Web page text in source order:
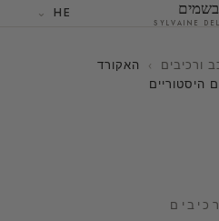
HE
ורכיבים ›
האקורד
היסטוריים